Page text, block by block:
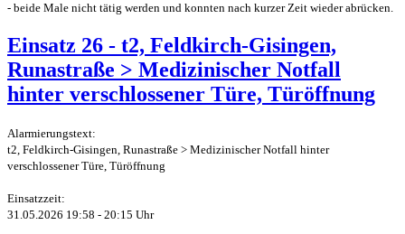
- beide Male nicht tätig werden und konnten nach kurzer Zeit wieder abrücken.
Einsatz 26 - t2, Feldkirch-Gisingen,
Runastraße > Medizinischer Notfall
hinter verschlossener Türe, Türöffnung
Alarmierungstext:
t2, Feldkirch-Gisingen, Runastraße > Medizinischer Notfall hinter
verschlossener Türe, Türöffnung
Einsatzzeit:
31.05.2026 19:58 - 20:15 Uhr